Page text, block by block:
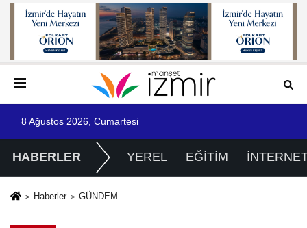
8 Ağustos 2026, Cumartesi
HABERLER YEREL EĞİTİM
Haberler GÜNDEM